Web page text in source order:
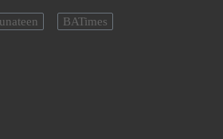
BATimes